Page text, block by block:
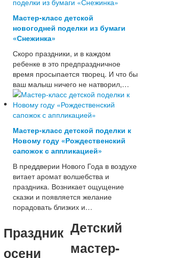
Мастер-класс детской
новогодней поделки из бумаги
«Снежинка»
Скоро праздники, и в каждом
ребенке в это предпраздничное
время просыпается творец. И что бы
ваш малыш ничего не натворил,…
Мастер-класс детской поделки к
Новому году «Рождественский
сапожок с аппликацией»
В преддверии Нового Года в воздухе
витает аромат волшебства и
праздника. Возникает ощущение
сказки и появляется желание
порадовать близких и…
Праздник
осени
Детский
мастер-